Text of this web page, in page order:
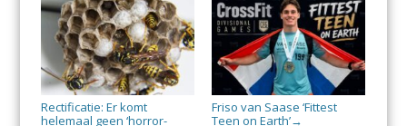
Rectificatie: Er komt
helemaal geen ‘horror-
Friso van Saase ‘Fittest
Teen on Earth’→